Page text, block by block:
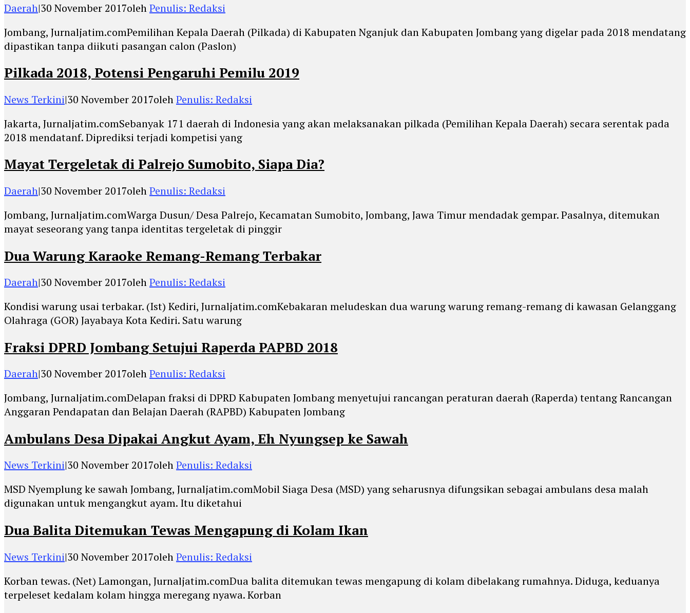
Daerah|30 November 2017olehPenulis: Redaksi
Jombang, Jurnaljatim.comPemilihan Kepala Daerah (Pilkada) di Kabupaten Nganjuk dan Kabupaten Jombang yang digelar pada 2018 mendatang
dipastikan tanpa diikuti pasangan calon (Paslon)
Pilkada 2018, Potensi Pengaruhi Pemilu 2019
News Terkini|30 November 2017olehPenulis: Redaksi
Jakarta, Jurnaljatim.comSebanyak 171 daerah di Indonesia yang akan melaksanakan pilkada (Pemilihan Kepala Daerah) secara serentak pada
2018 mendatanf. Diprediksi terjadi kompetisi yang
Mayat Tergeletak di Palrejo Sumobito, Siapa Dia?
Daerah|30 November 2017olehPenulis: Redaksi
Jombang, Jurnaljatim.comWarga Dusun/ Desa Palrejo, Kecamatan Sumobito, Jombang, Jawa Timur mendadak gempar. Pasalnya, ditemukan
mayat seseorang yang tanpa identitas tergeletak di pinggir
Dua Warung Karaoke Remang-Remang Terbakar
Daerah|30 November 2017olehPenulis: Redaksi
Kondisi warung usai terbakar. (Ist) Kediri, Jurnaljatim.comKebakaran meludeskan dua warung warung remang-remang di kawasan Gelanggang
Olahraga (GOR) Jayabaya Kota Kediri. Satu warung
Fraksi DPRD Jombang Setujui Raperda PAPBD 2018
Daerah|30 November 2017olehPenulis: Redaksi
Jombang, Jurnaljatim.comDelapan fraksi di DPRD Kabupaten Jombang menyetujui rancangan peraturan daerah (Raperda) tentang Rancangan
Anggaran Pendapatan dan Belajan Daerah (RAPBD) Kabupaten Jombang
Ambulans Desa Dipakai Angkut Ayam, Eh Nyungsep ke Sawah
News Terkini|30 November 2017olehPenulis: Redaksi
MSD Nyemplung ke sawah Jombang, Jurnaljatim.comMobil Siaga Desa (MSD) yang seharusnya difungsikan sebagai ambulans desa malah
digunakan untuk mengangkut ayam. Itu diketahui
Dua Balita Ditemukan Tewas Mengapung di Kolam Ikan
News Terkini|30 November 2017olehPenulis: Redaksi
Korban tewas. (Net) Lamongan, Jurnaljatim.comDua balita ditemukan tewas mengapung di kolam dibelakang rumahnya. Diduga, keduanya
terpeleset kedalam kolam hingga meregang nyawa. Korban